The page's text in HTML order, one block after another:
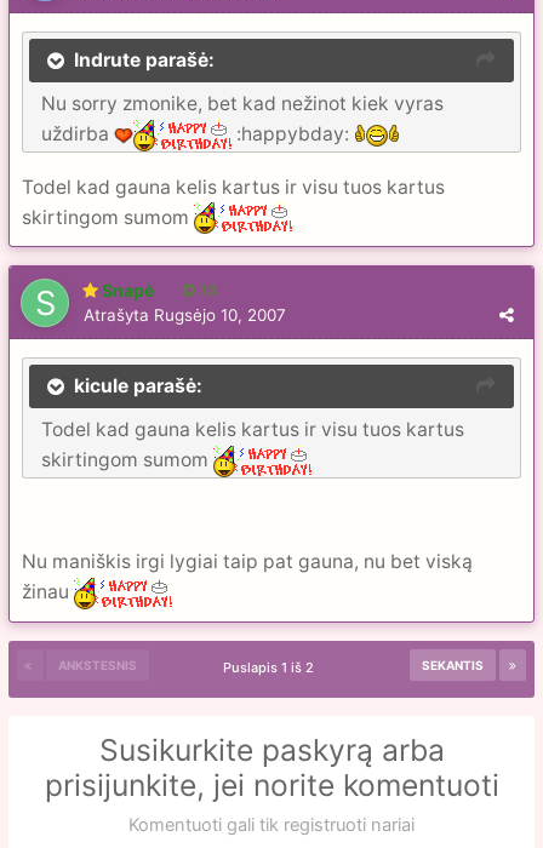
Indrute parašė:
Nu sorry zmonike, bet kad nežinot kiek vyras
uždirba
:happybday:
Todel kad gauna kelis kartus ir visu tuos kartus
skirtingom sumom
Snapė 13
Atrašyta Rugsėjo 10, 2007
kicule parašė:
Todel kad gauna kelis kartus ir visu tuos kartus
skirtingom sumom
Nu maniškis irgi lygiai taip pat gauna, nu bet viską
žinau
ANKSTESNIS SEKANTIS
Puslapis 1 iš 2
Susikurkite paskyrą arba
prisijunkite, jei norite komentuoti
Komentuoti gali tik registruoti nariai